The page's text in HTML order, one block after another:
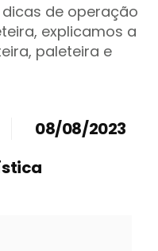
dicas de operação
explicamos a
paleteira e
08/08/2023